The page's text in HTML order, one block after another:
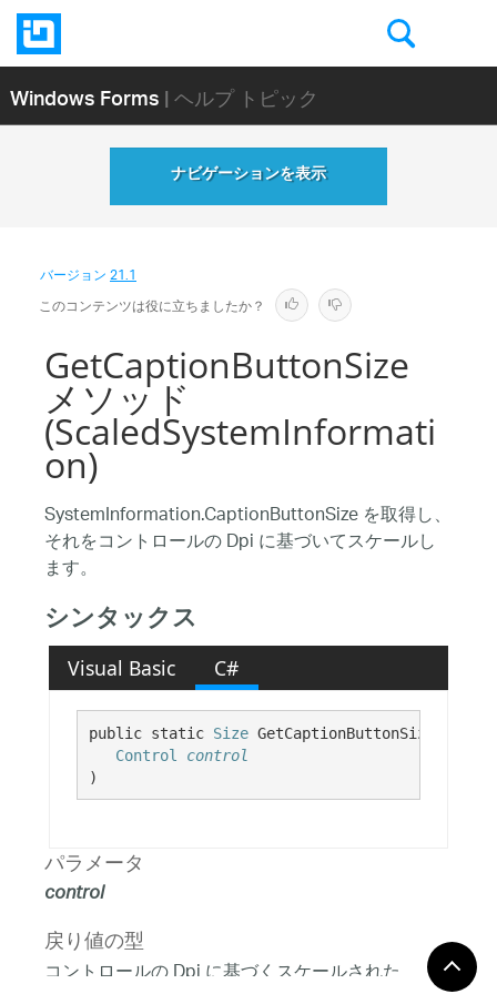
Windows Forms| ヘルプ トピック
ナビゲーションを表示
バージョン21.1
このコンテンツは役に立ちましたか？
GetCaptionButtonSize
メソッド
(ScaledSystemInformati
on)
SystemInformation.CaptionButtonSize を取得し、
それをコントロールの Dpi に基づいてスケールし
ます。
シンタックス
Visual Basic C#
public static Size GetCaptionButtonSize(
Control
control
)
パラメータ
control
戻り値の型
コントロールの Dpi に基づくスケールされた